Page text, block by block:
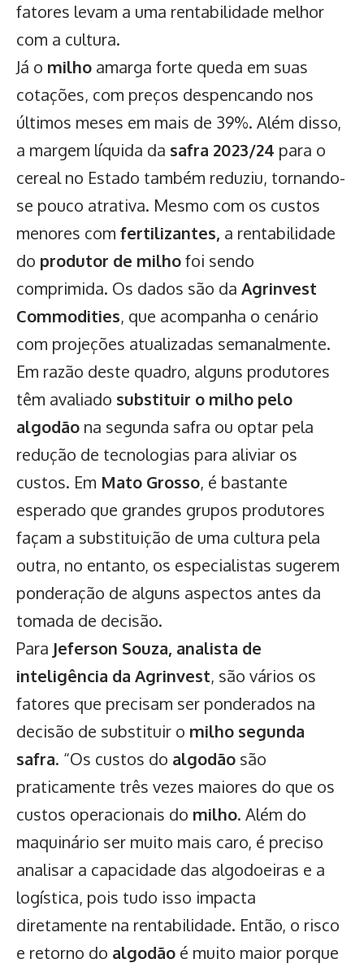
fatores levam a uma rentabilidade melhor
com a cultura.
Já o milho amarga forte queda em suas
cotações, com preços despencando nos
últimos meses em mais de 39%. Além disso,
a margem líquida da safra 2023/24 para o
cereal no Estado também reduziu, tornando-
se pouco atrativa. Mesmo com os custos
menores com fertilizantes, a rentabilidade
do produtor de milhofoi sendo
comprimida. Os dados são da Agrinvest
Commodities, que acompanha o cenário
com projeções atualizadas semanalmente.
Em razão deste quadro, alguns produtores
têm avaliado substituir o milho pelo
algodão na segunda safra ou optar pela
redução de tecnologias para aliviar os
custos. Em Mato Grosso, é bastante
esperado que grandes grupos produtores
façam a substituição de uma cultura pela
outra, no entanto, os especialistas sugerem
ponderação de alguns aspectos antes da
tomada de decisão.
Para Jeferson Souza, analista de
inteligência da Agrinvest, são vários os
fatores que precisam ser ponderados na
decisão de substituir o milho segunda
safra. “Os custos do algodão são
praticamente três vezes maiores do que os
custos operacionais do milho. Além do
maquinário ser muito mais caro, é preciso
analisar a capacidade das algodoeiras e a
logística, pois tudo isso impacta
diretamente na rentabilidade. Então, o risco
e retorno do algodão é muito maior porque